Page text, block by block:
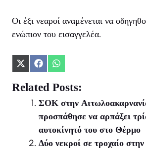
Οι έξι νεαροί αναμένεται να
ενώπιον του εισαγγελέα.
Share
X
(Twitter)
Share
Facebook
Share
WhatsApp
Related Posts:
ΣΟΚ στην
προσπάθησε να αρπάξει
αυτοκίνητό του στο Θέρμο
Δύο νεκροί σε τροχαίο